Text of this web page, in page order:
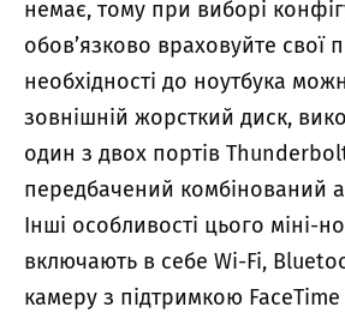
немає, тому при виборі
обов’язково враховуйте свої
необхідності до ноутбука
зовнішній жорсткий диск,
один з двох портів
передбачений комбінований
Інші особливості цього міні-
включають в себе Wi-Fi,
камеру з підтримкою